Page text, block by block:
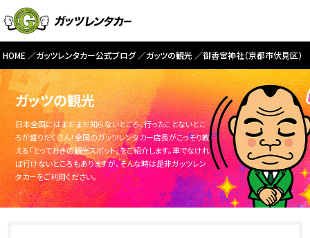
HOME ガッツレンタカー公式ブログ ガッツの観光 御香宮神社（京都市伏見区）
ガッツの観光
日本全国にはまだまだ知らないところ、行ったことないとこ
ろが盛りだくさん！全国のガッツレンタカー店長がこっそり教
える「とっておきの観光スポット」をご紹介します。車でなけれ
ば行けないところもありますが、そんな時は是非ガッツレン
タカーをご利用ください。